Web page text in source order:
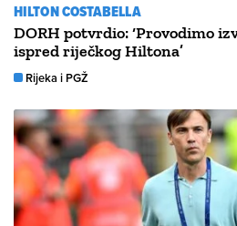
HILTON COSTABELLA
DORH potvrdio: ‘Provodimo
ispred riječkog Hiltona’
Rijeka i PGŽ